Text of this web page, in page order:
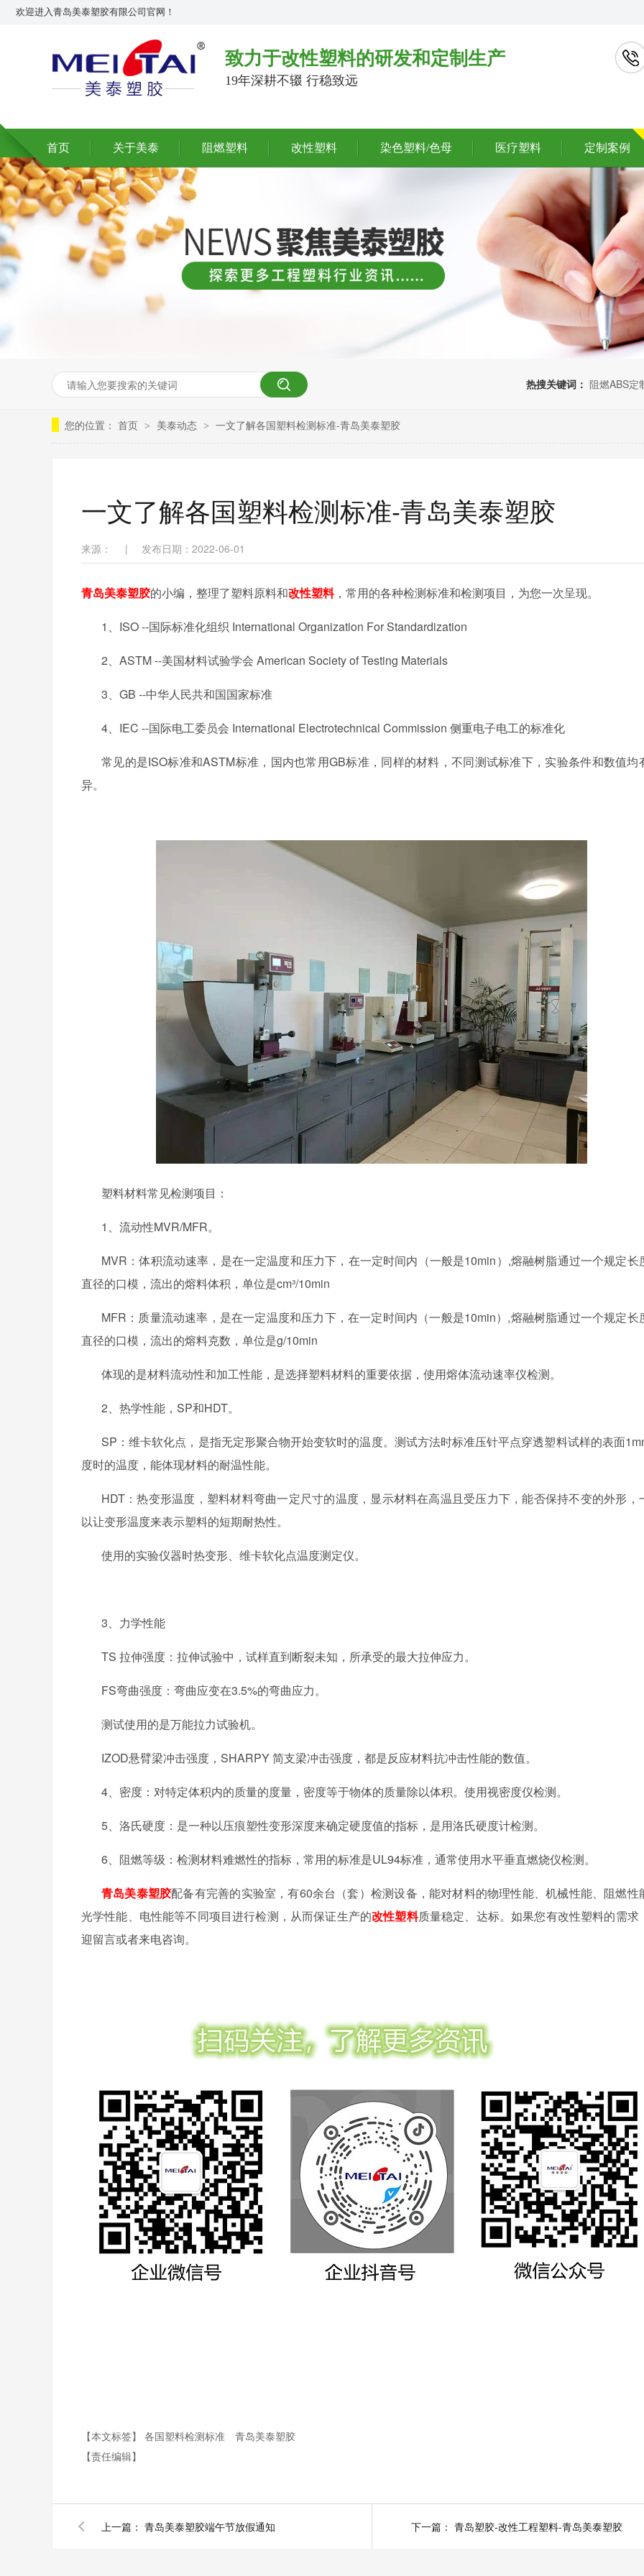
欢迎进入青岛美泰塑胶有限公司官网！
致力于改性塑料的研发和定制生产
19年深耕不辍 行稳致远
首页 关于美泰 阻燃塑料 改性塑料 染色塑料/色母 医疗塑料 定制案例
热搜关键词： 阻燃ABS定
您的位置： 首页 > 美泰动态 > 一文了解各国塑料检测标准-青岛美泰塑胶
一文了解各国塑料检测标准-青岛美泰塑胶
来源： | 发布日期：2022-06-01
青岛美泰塑胶的小编，整理了塑料原料和改性塑料，常用的各种检测标准和检测项目，为您一次呈现。
1、 ISO --国际标准化组织 International Organization For Standardization
2、 ASTM --美国材料试验学会 American Society of Testing Materials
3、 GB --中华人民共和国国家标准
4、 IEC --国际电工委员会 International Electrotechnical Commission 侧重电子电工的标准化
常见的是ISO标准和ASTM标准，国内也常用GB标准，同样的材料，不同测试标准下，实验条件和数值均
异。
塑料材料常见检测项目：
1、 流动性MVR/MFR。
MVR ：体积流动速率，是在一定温度和压力下，在一定时间内（一般是10min） ,熔融树脂通过一个规定长
直径的口模，流出的熔料体积，单位是cm³/10min
MFR ：质量流动速率，是在一定温度和压力下，在一定时间内（一般是10min） ,熔融树脂通过一个规定长
直径的口模，流出的熔料克数，单位是g/10min
体现的是材料流动性和加工性能，是选择塑料材料的重要依据，使用熔体流动速率仪检测。
2、 热学性能， SP和HDT。
SP ：维卡软化点，是指无定形聚合物开始变软时的温度。测试方法时标准压针平点穿透塑料试样的表面
度时的温度，能体现材料的耐温性能。
HDT ：热变形温度，塑料材料弯曲一定尺寸的温度，显示材料在高温且受压力下，能否保持不变的外形，
以让变形温度来表示塑料的短期耐热性。
使用的实验仪器时热变形、维卡软化点温度测定仪。
3、力学性能
TS 拉伸强度：拉伸试验中，试样直到断裂未知，所承受的最大拉伸应力。
FS弯曲强度：弯曲应变在3.5%的弯曲应力。
测试使用的是万能拉力试验机。
IZOD悬臂梁冲击强度， SHARPY简支梁冲击强度，都是反应材料抗冲击性能的数值。
4、密度：对特定体积内的质量的度量，密度等于物体的质量除以体积。使用视密度仪检测。
5、洛氏硬度：是一种以压痕塑性变形深度来确定硬度值的指标，是用洛氏硬度计检测。
6、 阻燃等级：检测材料难燃性的指标，常用的标准是UL94标准，通常使用水平垂直燃烧仪检测。
青岛美泰塑胶配备有完善的实验室，有60余台（套）检测设备，能对材料的物理性能、机械性能、阻燃性
光学性能、电性能等不同项目进行检测，从而保证生产的改性塑料质量稳定、达标。如果您有改性塑料的需求
迎留言或者来电咨询。
【本文标签】 各国塑料检测标准
青岛美泰塑胶
【责任编辑】
上一篇： 青岛美泰塑胶端午节放假通知 下一篇： 青岛塑胶-改性工程塑料-青岛美泰塑胶